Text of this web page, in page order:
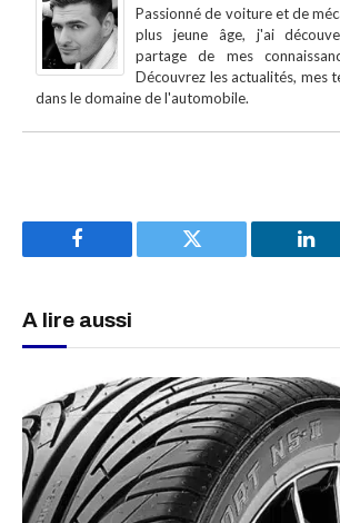
Passionné de voiture et de
plus jeune âge, j'ai
partage de mes
Découvrez les actualités, mes
dans le domaine de l'automobile.
Facebook Twitter
A lire aussi